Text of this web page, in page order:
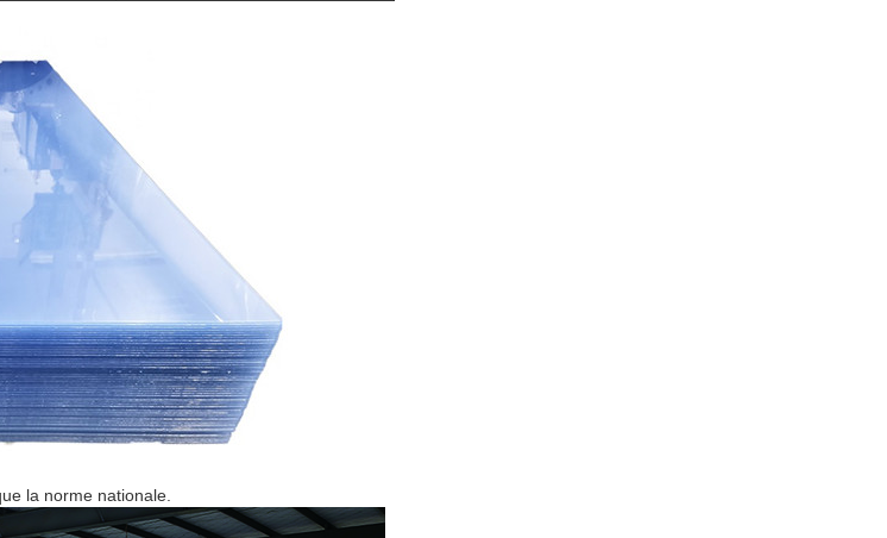
la norme nationale.